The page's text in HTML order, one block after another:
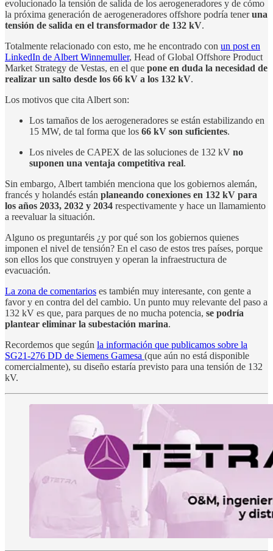
evolucionado la tensión de salida de los aerogeneradores y de cómo
la próxima generación de aerogeneradores offshore podría teneruna
tensión de salida en el transformador de 132 kV.
Totalmente relacionado con esto, me he encontrado con un post en
LinkedIn de Albert Winnemuller, Head of Global Offshore Product
Market Strategy de Vestas, en el que pone en duda la necesidad de
realizar un salto desde los 66 kV a los 132 kV.
Los motivos que cita Albert son:
Los tamaños de los aerogeneradores se están estabilizando en
15 MW, de tal forma que los 66 kV son suficientes.
Los niveles de CAPEX de las soluciones de 132 kV no
suponen una ventaja competitiva real.
Sin embargo, Albert también menciona que los gobiernos alemán,
francés y holandés están planeando conexiones en 132 kV para
los años 2033, 2032 y 2034 respectivamente y hace un llamamiento
a reevaluar la situación.
Alguno os preguntaréis ¿y por qué son los gobiernos quienes
imponen el nivel de tensión? En el caso de estos tres países, porque
son ellos los que construyen y operan la infraestructura de
evacuación.
La zona de comentarios es también muy interesante, con gente a
favor y en contra del del cambio. Un punto muy relevante del paso a
132 kV es que, para parques de no mucha potencia, se podría
plantear eliminar la subestación marina.
Recordemos que según la información que publicamos sobre la
SG21-276 DD de Siemens Gamesa (que aún no está disponible
comercialmente), su diseño estaría previsto para una tensión de 132
kV.